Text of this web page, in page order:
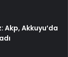
Akp, Akkuyu’da